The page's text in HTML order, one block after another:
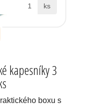
ks
kapesníky 3
boxu s